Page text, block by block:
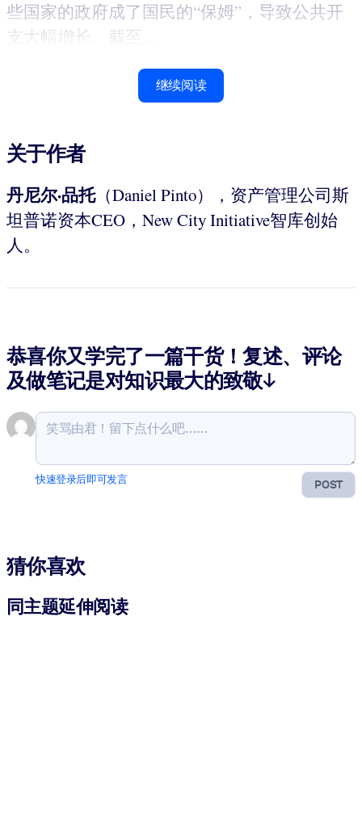
些国家的政府成了国民的“保姆”，导致公共开
支大幅增长。截至...
继续阅读
关于作者
丹尼尔·品托（Daniel Pinto），资产管理公司斯
坦普诺资本CEO，New City Initiative智库创始
人。
恭喜你又学完了一篇干货！复述、评论
及做笔记是对知识最大的致敬↓
POST
快速登录后即可发言
猜你喜欢
同主题延伸阅读